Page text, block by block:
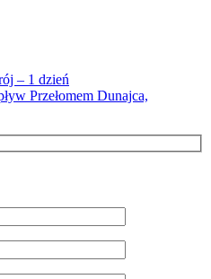
– 1 dzień
Przełomem Dunajca,